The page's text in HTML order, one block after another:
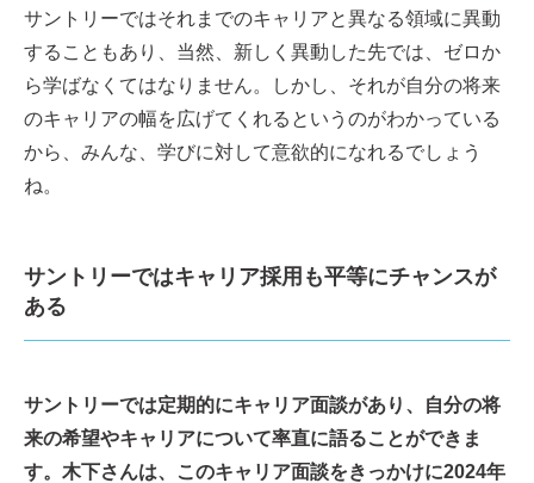
サントリーではそれまでのキャリアと異なる領域に異動
することもあり、当然、新しく異動した先では、ゼロか
ら学ばなくてはなりません。しかし、それが自分の将来
のキャリアの幅を広げてくれるというのがわかっている
から、みんな、学びに対して意欲的になれるでしょう
ね。
サントリーではキャリア採用も平等にチャンスが
ある
サントリーでは定期的にキャリア面談があり、自分の将
来の希望やキャリアについて率直に語ることができま
す。木下さんは、このキャリア面談をきっかけに2024年